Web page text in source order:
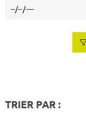
TRIER PAR :